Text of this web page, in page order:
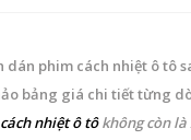
dán phim cách nhiệt ô tô
bảng giá chi tiết từng
nhiệt ô tôkhông còn là